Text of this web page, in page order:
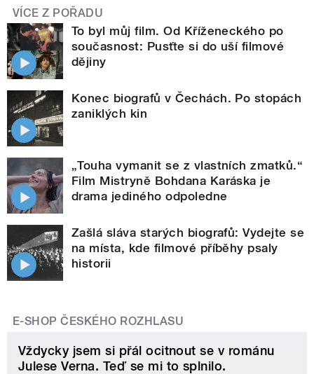
VÍCE Z POŘADU
To byl můj film. Od Kříženeckého po
současnost: Pusťte si do uší filmové
dějiny
Konec biografů v Čechách. Po stopách
zaniklých kin
„Touha vymanit se z vlastních zmatků.“
Film Mistryně Bohdana Karáska je
drama jediného odpoledne
Zašlá sláva starých biografů: Vydejte se
na místa, kde filmové příběhy psaly
historii
E-SHOP ČESKÉHO ROZHLASU
Vždycky jsem si přál ocitnout se v románu
Julese Verna. Teď se mi to splnilo.